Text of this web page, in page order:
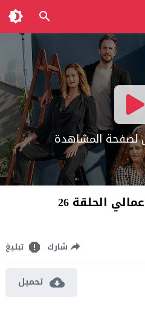
لصفحة المشاهدة
الحلقة 26
شارك تبليغ
تحميل